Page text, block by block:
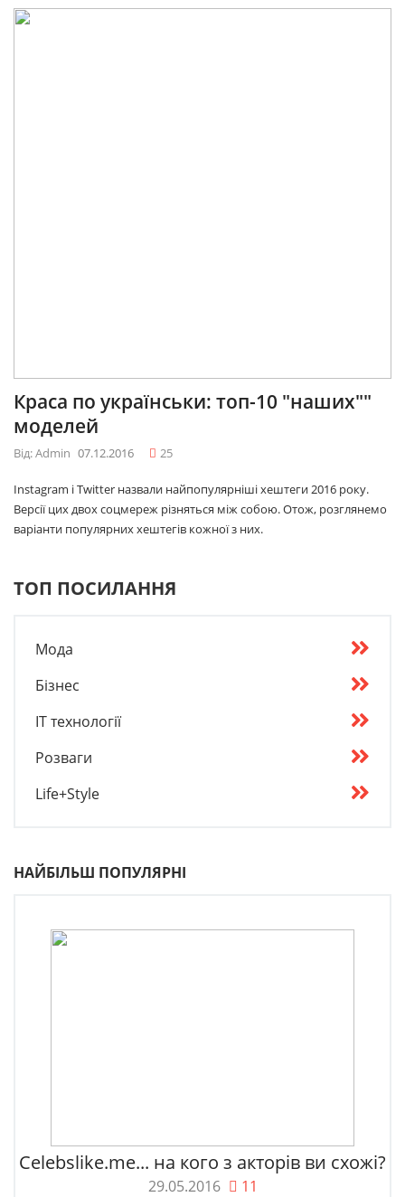
Краса по українськи: топ-10 "наших""
моделей
Від: Admin 07.12.2016 25
Instagram і Twitter назвали найпопулярніші хештеги 2016 року.
Версії цих двох соцмереж різняться між собою. Отож, розглянемо
варіанти популярних хештегів кожної з них.
ТОП ПОСИЛАННЯ
Мода
Бізнес
IT технології
Розваги
Life+Style
НАЙБІЛЬШ ПОПУЛЯРНІ
Celebslike.me... на кого з акторів ви схожі?
29.05.2016 11